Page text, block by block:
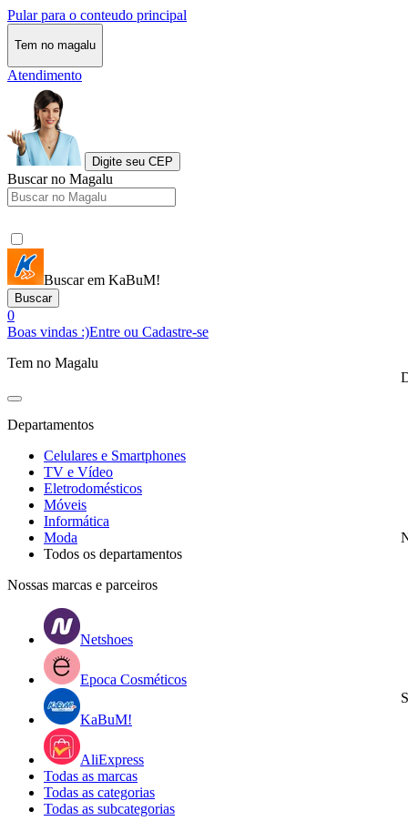
Pular para o conteudo principal
Tem no magalu
Atendimento
Digite seu CEP
Buscar no Magalu
Buscar em KaBuM!
Buscar
0
Boas vindas :)Entre ou Cadastre-se
Tem no Magalu
Departamentos
Celulares e Smartphones
TV e Vídeo
Eletrodomésticos
Móveis
Informática
Moda
Todos os departamentos
Nossas marcas e parceiros
Netshoes
Epoca Cosméticos
KaBuM!
AliExpress
Todas as marcas
Todas as categorias
Todas as subcategorias